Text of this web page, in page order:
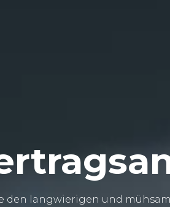
den langwierigen und